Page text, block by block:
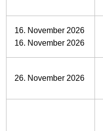
16. November 2026
16. November 2026
26. November 2026